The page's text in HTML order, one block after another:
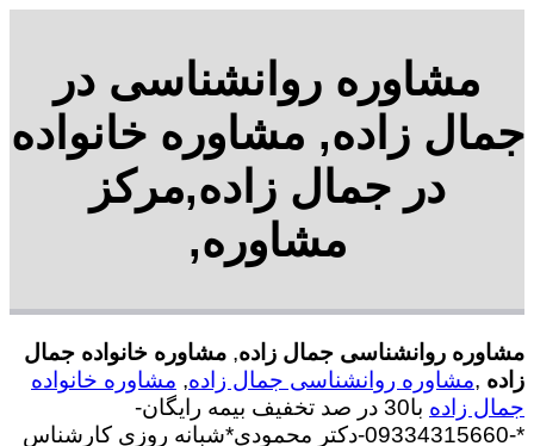
مشاوره روانشناسی در
جمال زاده, مشاوره خانواده
در جمال زاده,مرکز
مشاوره,
مشاوره روانشناسی جمال زاده, مشاوره خانواده جمال
زاده ,مشاوره روانشناسی جمال زاده, مشاوره خانواده
جمال زاده
با30 در صد تخفیف بیمه رایگان-
*-09334315660-دکتر محمودی*شبانه روزی کارشناس